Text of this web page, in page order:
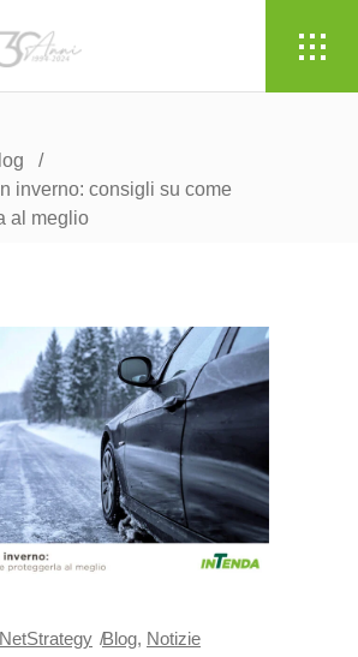
/
inverno: consigli su come
al meglio
NetStrategy Blog, Notizie